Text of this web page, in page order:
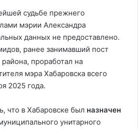
судьбе прежнего
мэрии Александра
данных не предоставлено.
ранее занимавший пост
проработал на
мэра Хабаровска всего
2025 года.
что в Хабаровске был назначен
унитарного